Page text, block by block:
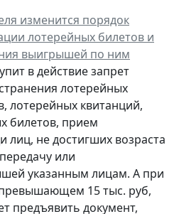
изменится порядок
лотерейных билетов и
выигрышей по ним
в действие запрет
лотерейных
лотерейных квитанций,
билетов, прием
лиц, не достигших возраста
или
указанным лицам. А при
15 тыс. руб,
предъявить документ,